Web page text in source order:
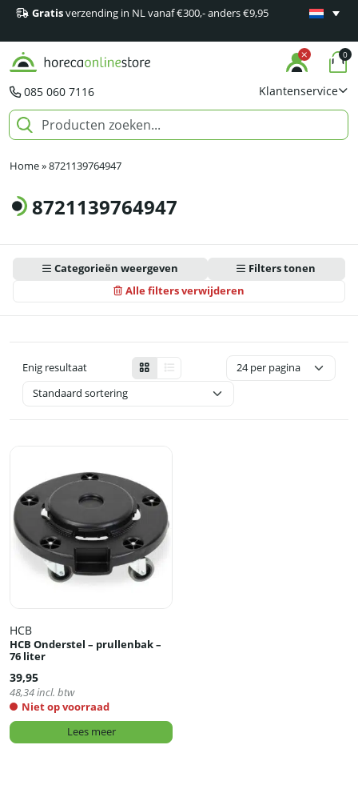
Gratisverzending in NL vanaf €300,- anders €9,95
Minimaal
085 060 7116 Klantenservice
0
Home»8721139764947
8721139764947
Categorieën weergeven
Alle filters verwijderen
Filters tonen
Enig resultaat
HCB
HCB Onderstel – prullenbak –
76 liter
39,95
48,34incl. btw
Niet op voorraad
Lees meer